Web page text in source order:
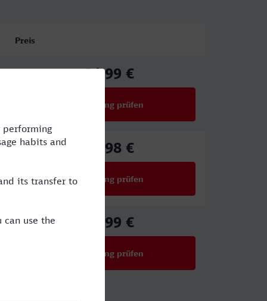
Preis
94,99 €
Verbindung prüfen
80,98 €
Verbindung prüfen
39,99 €
Verbindung prüfen